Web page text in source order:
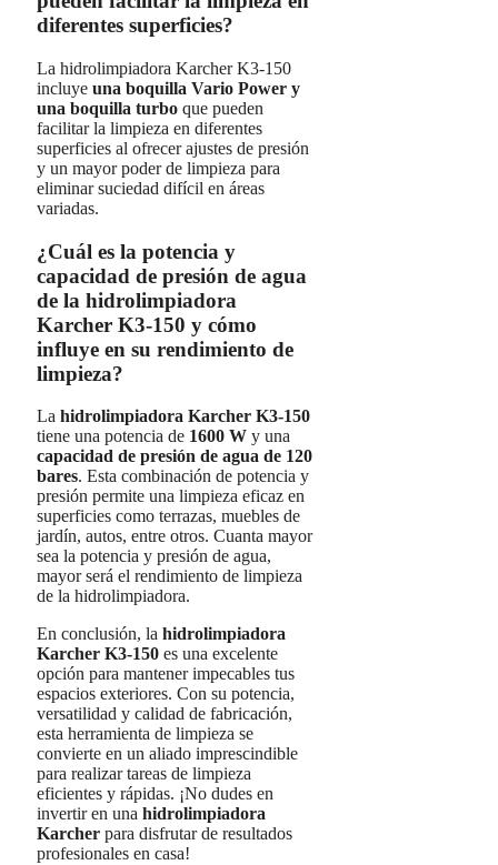
diferentes superficies?
La hidrolimpiadora Karcher K3-150
incluye una boquilla Vario Power y
una boquilla turbo que pueden
facilitar la limpieza en diferentes
superficies al ofrecer ajustes de presión
y un mayor poder de limpieza para
eliminar suciedad difícil en áreas
variadas.
¿Cuál es la potencia y
capacidad de presión de agua
de la hidrolimpiadora
Karcher K3-150 y cómo
influye en su rendimiento de
limpieza?
La hidrolimpiadora Karcher K3-150
tiene una potencia de 1600 W y una
capacidad de presión de agua de 120
bares. Esta combinación de potencia y
presión permite una limpieza eficaz en
superficies como terrazas, muebles de
jardín, autos, entre otros. Cuanta mayor
sea la potencia y presión de agua,
mayor será el rendimiento de limpieza
de la hidrolimpiadora.
En conclusión, la hidrolimpiadora
Karcher K3-150 es una excelente
opción para mantener impecables tus
espacios exteriores. Con su potencia,
versatilidad y calidad de fabricación,
esta herramienta de limpieza se
convierte en un aliado imprescindible
para realizar tareas de limpieza
eficientes y rápidas. ¡No dudes en
invertir en una hidrolimpiadora
Karcher para disfrutar de resultados
profesionales en casa!